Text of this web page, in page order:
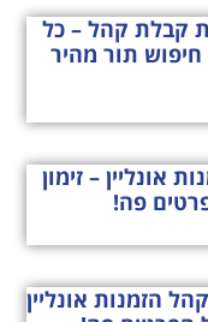
קבלת קהל – כל
חיפוש תור מהיר
אונליין – זימון
פה!
הזמנות אונליין